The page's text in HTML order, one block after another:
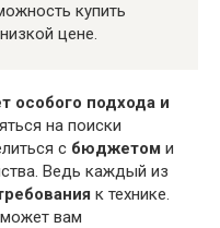
купить
цене.
особого подхода и
на поиски
с бюджетом и
Ведь каждый из
к технике.
вам